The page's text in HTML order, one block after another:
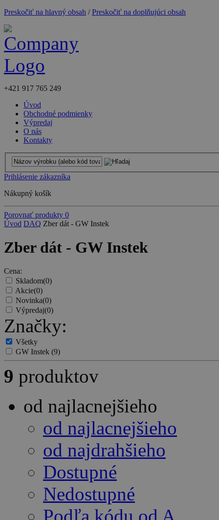
Preskočiť na hlavný obsah /Preskočiť na doplňujúci obsah
+421 917 765 249
Úvod
Obchodné podmienky
Výpredaj
O nás
Kontakty
Prihlásenie zákazníka
Nákupný košík
Porovnať produkty 0
Úvod DAQ Zber dát - GW Instek
Zber dát - GW Instek
Cena:
Skladom(0)
Akcie(0)
Novinka(0)
Výpredaj(0)
Značky:
Všetky
GW Instek (9)
9 produktov
od najlacnejšieho
od najlacnejšieho
od najdrahšieho
Dostupné
Nedostupné